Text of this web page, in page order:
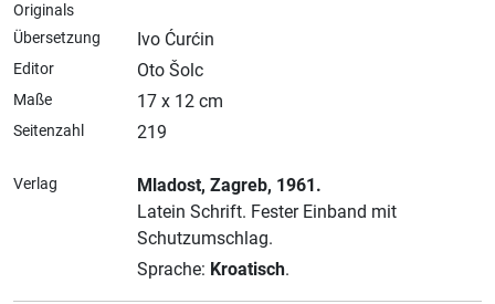
Originals
Übersetzung Ivo Ćurćin
Editor Oto Šolc
Maße 17 x 12 cm
Seitenzahl 219
Verlag Mladost, Zagreb, 1961.
Latein Schrift. Fester Einband mit
Schutzumschlag.
Sprache: Kroatisch.